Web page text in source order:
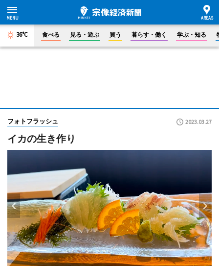
36°C 食べる 見る・遊ぶ 買う 暮らす・働く 学ぶ・知る
フォトフラッシュ 2023.03.27
イカの生き作り